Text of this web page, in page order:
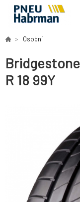
Osobní
R 18 99Y